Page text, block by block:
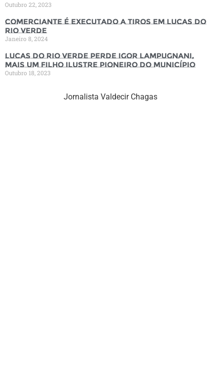
Outubro 22, 2023
Comerciante é executado a tiros em Lucas do
Rio Verde
Janeiro 8, 2024
Lucas do Rio Verde perde Igor Lampugnani,
mais um filho ilustre pioneiro do município
Outubro 18, 2023
Jornalista Valdecir Chagas